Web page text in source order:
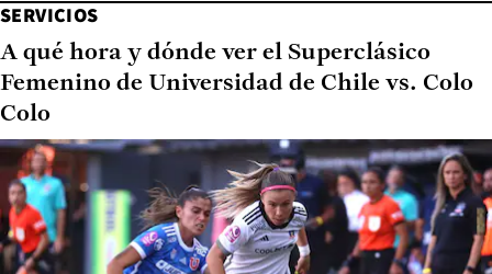
SERVICIOS
A qué hora y dónde ver el Superclásico
Femenino de Universidad de Chile vs. Colo
Colo